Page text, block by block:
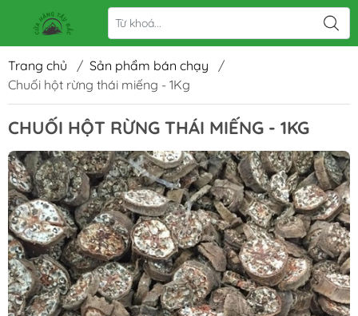
Trang chủ / Sản phẩm bán chạy
/
Chuối hột rừng thái miếng - 1Kg
CHUỐI HỘT RỪNG THÁI MIẾNG - 1KG